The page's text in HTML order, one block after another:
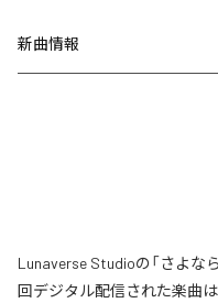
新曲情報
Lunaverse Studioの「さよな
回デジタル配信された楽曲